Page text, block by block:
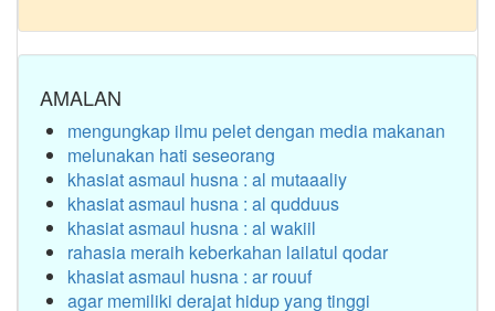
AMALAN
mengungkap ilmu pelet dengan media makanan
melunakan hati seseorang
khasiat asmaul husna : al mutaaaliy
khasiat asmaul husna : al qudduus
khasiat asmaul husna : al wakiil
rahasia meraih keberkahan lailatul qodar
khasiat asmaul husna : ar rouuf
agar memiliki derajat hidup yang tinggi